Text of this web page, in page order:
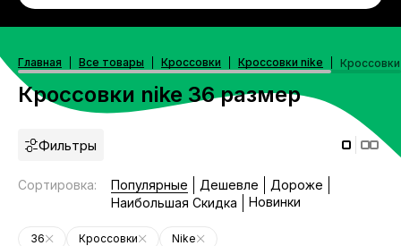
Главная Все товары Кроссовки Кроссовки nike
Кроссовки nike 36 размер
Фильтры
Сортировка: Популярные Дешевле
Дороже
Наибольшая Скидка
Новинки
36 Кроссовки Nike